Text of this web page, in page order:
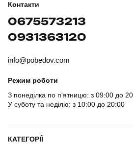
Контакти
0675573213
0931363120
info@pobedov.com
Режим роботи
З понеділка по п'ятницю: з 09:00 до
У суботу та неділю: з 10:00 до 20:00
КАТЕГОРІЇ